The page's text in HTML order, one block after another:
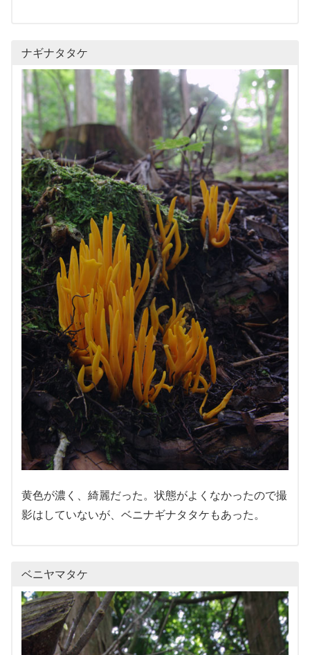
ナギナタタケ
黄色が濃く、綺麗だった。状態がよくなかったので撮
影はしていないが、ベニナギナタタケもあった。
ベニヤマタケ